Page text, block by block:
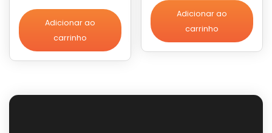
Adicionar ao
carrinho
Adicionar ao
carrinho